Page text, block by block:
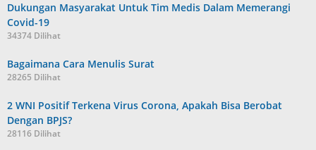
Dukungan Masyarakat Untuk Tim Medis Dalam Memerangi
Covid-19
34374 Dilihat
Bagaimana Cara Menulis Surat
28265 Dilihat
2 WNI Positif Terkena Virus Corona, Apakah Bisa Berobat
Dengan BPJS?
28116 Dilihat